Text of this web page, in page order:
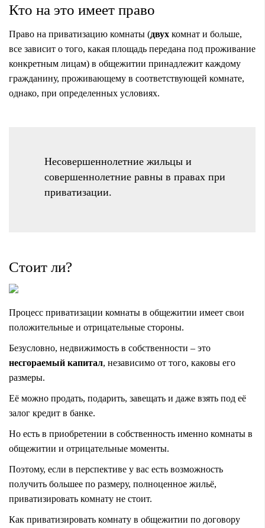
Кто на это имеет право
Право на приватизацию комнаты (двух комнат и больше,
все зависит о того, какая площадь передана под проживание
конкретным лицам) в общежитии принадлежит каждому
гражданину, проживающему в соответствующей комнате,
однако, при определенных условиях.
Несовершеннолетние жильцы и
совершеннолетние равны в правах при
приватизации.
Стоит ли?
Процесс приватизации комнаты в общежитии имеет свои
положительные и отрицательные стороны.
Безусловно, недвижимость в собственности – это
несгораемый капитал, независимо от того, каковы его
размеры.
Её можно продать, подарить, завещать и даже взять под её
залог кредит в банке.
Но есть в приобретении в собственность именно комнаты в
общежитии и отрицательные моменты.
Поэтому, если в перспективе у вас есть возможность
получить большее по размеру, полноценное жильё,
приватизировать комнату не стоит.
Как приватизировать комнату в общежитии по договору